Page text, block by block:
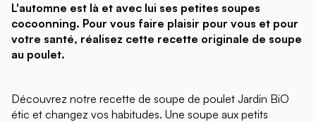
L'automne est là et avec lui ses petites soupes
cocoonning. Pour vous faire plaisir pour vous et pour
votre santé, réalisez cette recette originale de soupe
au poulet.
Découvrez notre recette de soupe de poulet Jardin BiO
étic et changez vos habitudes. Une soupe aux petits